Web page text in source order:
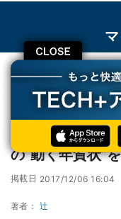
TECH+ 企業IT
マー
日本ユニシスら、ロボット
日本ユニシスら
の“動く年賀状”
掲載日 2017/12/06 16:04
著者： 辻